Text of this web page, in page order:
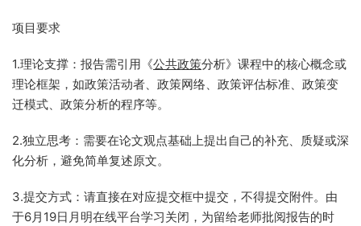
项目要求
1.理论支撑：报告需引用《公共政策分析》课程中的核心概念或
理论框架，如政策活动者、政策网络、政策评估标准、政策变
迁模式、政策分析的程序等。
2.独立思考：需要在论文观点基础上提出自己的补充、质疑或深
化分析，避免简单复述原文。
3.提交方式：请直接在对应提交框中提交，不得提交附件。由
于6月19日月明在线平台学习关闭，为留给老师批阅报告的时